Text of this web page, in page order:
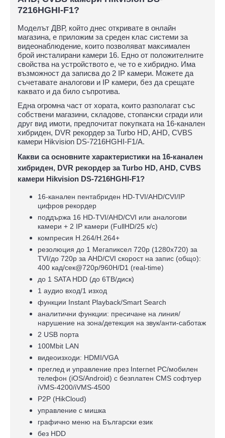
7216HGHI-F1?
Моделът ДВР, който днес откривате в онлайн
магазина, е приложим за среден клас системи за
видеонаблюдение, които позволяват максимален
брой инсталирани камери 16. Едно от положителните
свойства на устройството е, че то е хибридно. Има
възможност да записва до 2 IP камери. Можете да
съчетавате аналогови и IP камери, без да срещате
каквато и да било съпротива.
Една огромна част от хората, които разполагат със
собствени магазини, складове, стопански сгради или
друг вид имоти, предпочитат покупката на 16-канален
хибриден, DVR рекордер за Turbo HD, AHD, CVBS
камери Hikvision DS-7216HGHI-F1/A.
Какви са основните характеристики на 16-канален
хибриден, DVR рекордер за Turbo HD, AHD, CVBS
камери Hikvision DS-7216HGHI-F1?
16-канален пентабриден HD-TVI/AHD/CVI/IP
цифров рекордер
поддържа 16 HD-TVI/AHD/CVI или аналогови
камери + 2 IP камери (FullHD/25 к/с)
компресия H.264/H.264+
резолюция до 1 Мегапиксел 720p (1280x720) за
TVI/до 720p за AHD/CVI скорост на запис (общо):
400 кад/сек@720p/960H/D1 (real-time)
до 1 SATA HDD (до 6ТВ/диск)
1 аудио вход/1 изход
функции Instant Playback/Smart Search
аналитични функции: пресичане на линия/
нарушение на зона/детекция на звук/анти-саботаж
2 USB порта
100Mbit LAN
видеоизходи: HDMI/VGA
преглед и управление през Internet PC/мобилен
телефон (iOS/Android) с безплатен CMS софтуер
iVMS-4200/iVMS-4500
P2P (HikCloud)
управлeние с мишка
графично меню на Български език
без HDD